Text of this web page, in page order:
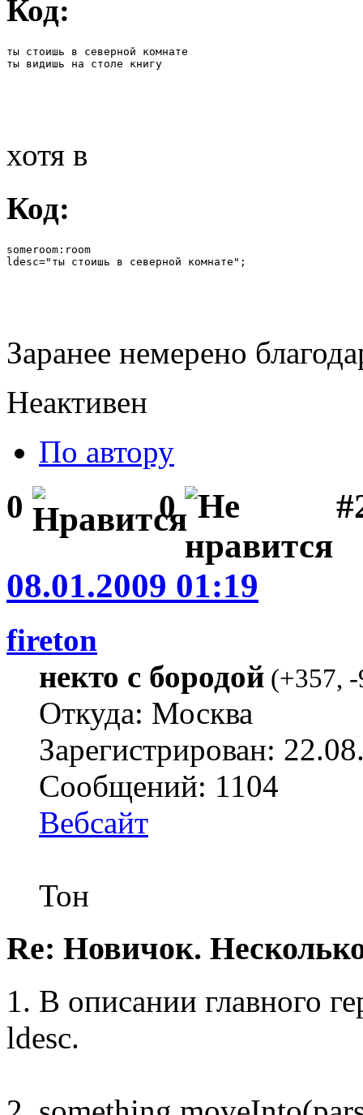
Код:
ты стоишь в северной комнате
ты видишь на столе книгу
хотя в
Код:
someroom:room
ldesc="ты стоишь в северной комнате";
Заранее немерено
Неактивен
По автору
0 0
08.01.2009 01:19
fireton
некто с бородой (+357,
Откуда: Москва
Зарегистрирован:
Сообщений: 1104
Вебсайт
Тон
Re: Новичок.
1. В описании главного
ldesc.